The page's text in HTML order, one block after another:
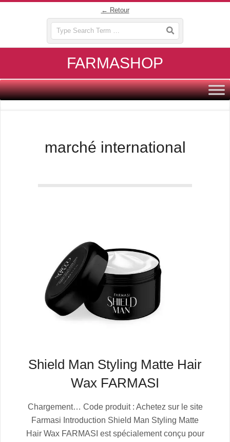
← Retour
FARMASHOP
Primary
Navigation
marché international
Shield Man Styling Matte Hair
Wax FARMASI
07-
06
Chargement… Code produit : Achetez sur le site
Farmasi Introduction Shield Man Styling Matte
Hair Wax FARMASI est spécialement conçu pour